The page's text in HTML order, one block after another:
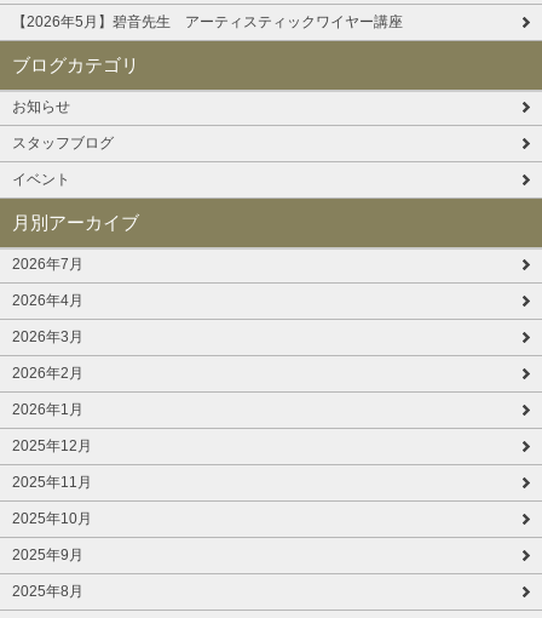
【2026年5月】碧音先生 アーティスティックワイヤー講座
ブログカテゴリ
お知らせ
スタッフブログ
イベント
月別アーカイブ
2026年7月
2026年4月
2026年3月
2026年2月
2026年1月
2025年12月
2025年11月
2025年10月
2025年9月
2025年8月